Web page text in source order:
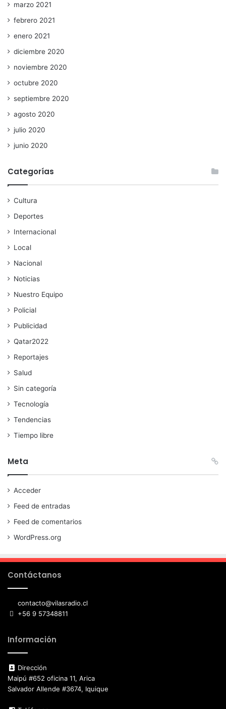
marzo 2021
febrero 2021
enero 2021
diciembre 2020
noviembre 2020
octubre 2020
septiembre 2020
agosto 2020
julio 2020
junio 2020
Categorías
Cultura
Deportes
Internacional
Local
Nacional
Noticias
Nuestro Equipo
Policial
Publicidad
Qatar2022
Reportajes
Salud
Sin categoría
Tecnología
Tendencias
Tiempo libre
Meta
Acceder
Feed de entradas
Feed de comentarios
WordPress.org
Contáctanos
contacto@vilasradio.cl
+56 9 57348811
Información
Dirección
Maipú #652 oficina 11, Arica
Salvador Allende #3674, Iquique